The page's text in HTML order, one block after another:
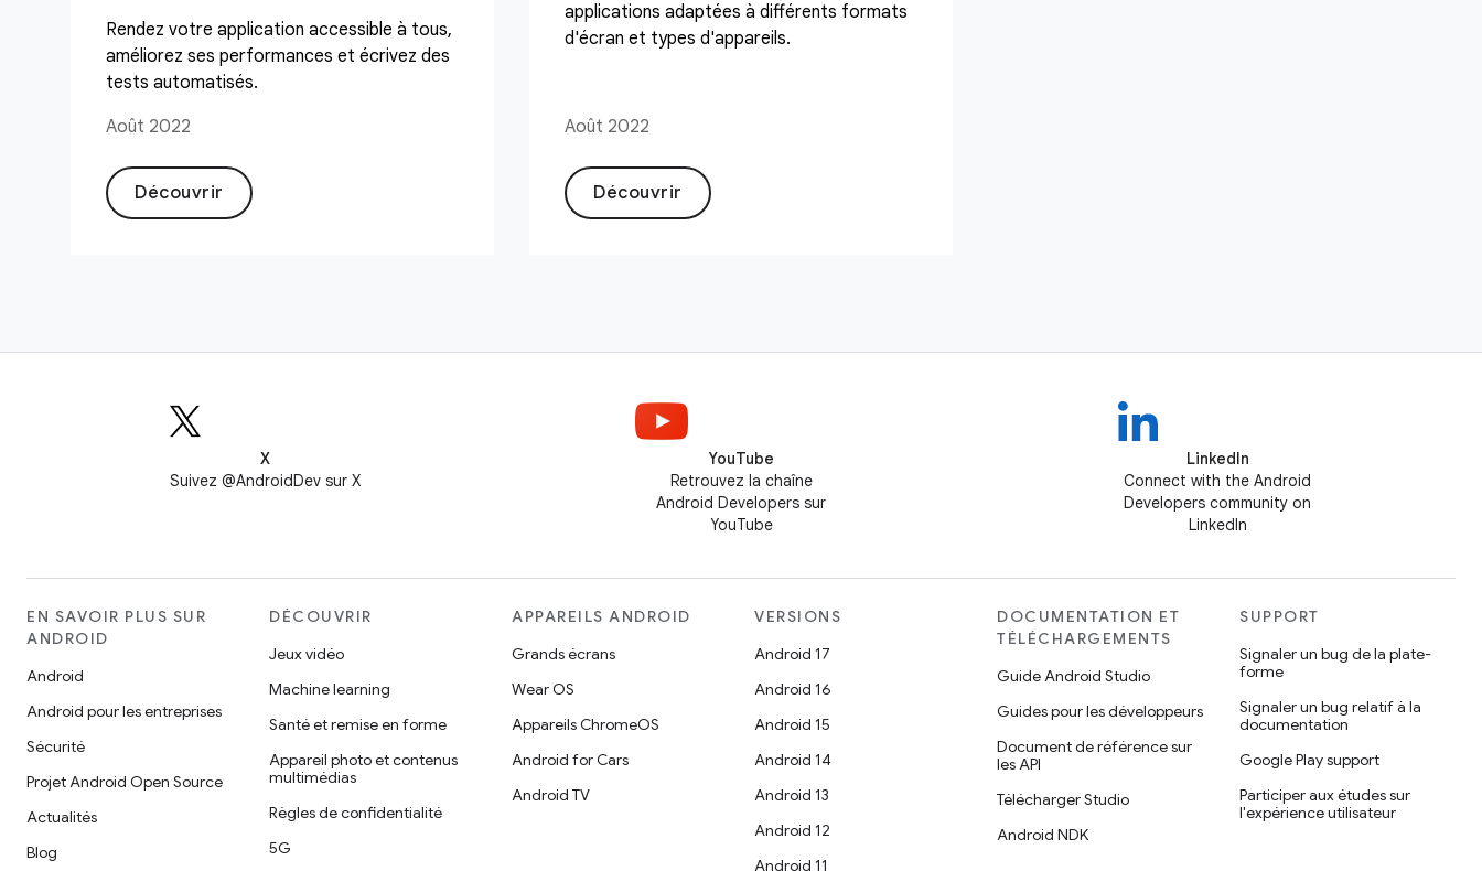
Rendez votre application accessible à tous,
améliorez ses performances et écrivez des
tests automatisés.
Août 2022
Découvrir
applications adaptées à différents formats
d'écran et types d'appareils.
Août 2022
Découvrir
X
Suivez @AndroidDev sur X
YouTube
Retrouvez la chaîne
Android Developers sur
YouTube
LinkedIn
Connect with the Android
Developers community on
LinkedIn
EN SAVOIR PLUS SUR
ANDROID
Android
Android pour les entreprises
Sécurité
Projet Android Open Source
Actualités
Blog
DÉCOUVRIR
Jeux vidéo
Machine learning
Santé et remise en forme
Appareil photo et contenus
multimédias
Règles de confidentialité
5G
APPAREILS ANDROID
Grands écrans
Wear OS
Appareils ChromeOS
Android for Cars
Android TV
VERSIONS
Android 17
Android 16
Android 15
Android 14
Android 13
Android 12
Android 11
DOCUMENTATION ET
TÉLÉCHARGEMENTS
Guide Android Studio
Guides pour les développeurs
Document de référence sur
les API
Télécharger Studio
Android NDK
SUPPORT
Signaler un bug de la plate-
forme
Signaler un bug relatif à la
documentation
Google Play support
Participer aux études sur
l'expérience utilisateur